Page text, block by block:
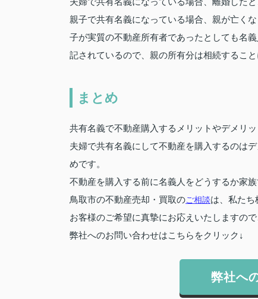
親子で共有名義になっている場合、親が亡く
子が実質の不動産所有者であったとしても名
記されているので、親の所有分は相続すること
まとめ
共有名義で不動産購入するメリットやデメリッ
夫婦で共有名義にして不動産を購入するのは
めです。
不動産を購入する前に名義人をどうするか家
鳥取市の不動産売却・買取のご相談は、私たち
お客様のご希望に真摯にお応えいたしますの
弊社へのお問い合わせはこちらをクリック↓
弊社へ